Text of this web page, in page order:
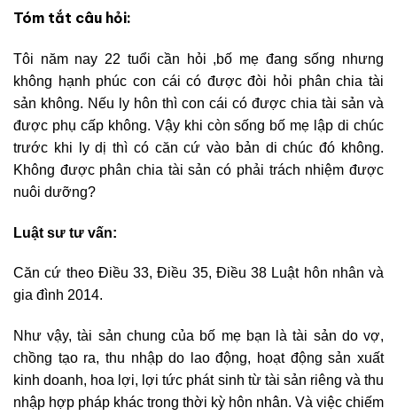
Tóm tắt câu hỏi:
Tôi năm nay 22 tuổi cần hỏi ,bố mẹ đang sống nhưng
không hạnh phúc con cái có được đòi hỏi phân chia tài
sản không. Nếu ly hôn thì con cái có được chia tài sản và
được phụ cấp không. Vậy khi còn sống bố mẹ lập di chúc
trước khi ly dị thì có căn cứ vào bản di chúc đó không.
Không được phân chia tài sản có phải trách nhiệm được
nuôi dưỡng?
Luật sư tư vấn:
Căn cứ theo Điều 33, Điều 35, Điều 38 Luật hôn nhân và
gia đình 2014.
Như vậy, tài sản chung của bố mẹ bạn là tài sản do vợ,
chồng tạo ra, thu nhập do lao động, hoạt động sản xuất
kinh doanh, hoa lợi, lợi tức phát sinh từ tài sản riêng và thu
nhập hợp pháp khác trong thời kỳ hôn nhân. Và việc chiếm